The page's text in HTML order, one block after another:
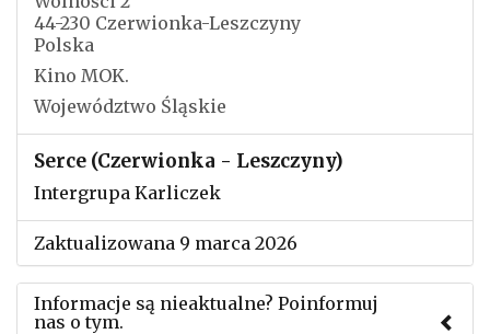
44-230 Czerwionka-Leszczyny
Polska
Kino MOK.
Województwo Śląskie
Serce (Czerwionka - Leszczyny)
Intergrupa Karliczek
Zaktualizowana 9 marca 2026
Informacje są nieaktualne? Poinformuj
nas o tym.